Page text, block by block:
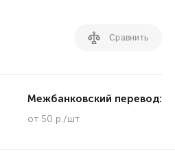
Сравнить
Межбанковский перевод:
от 50 р./шт.